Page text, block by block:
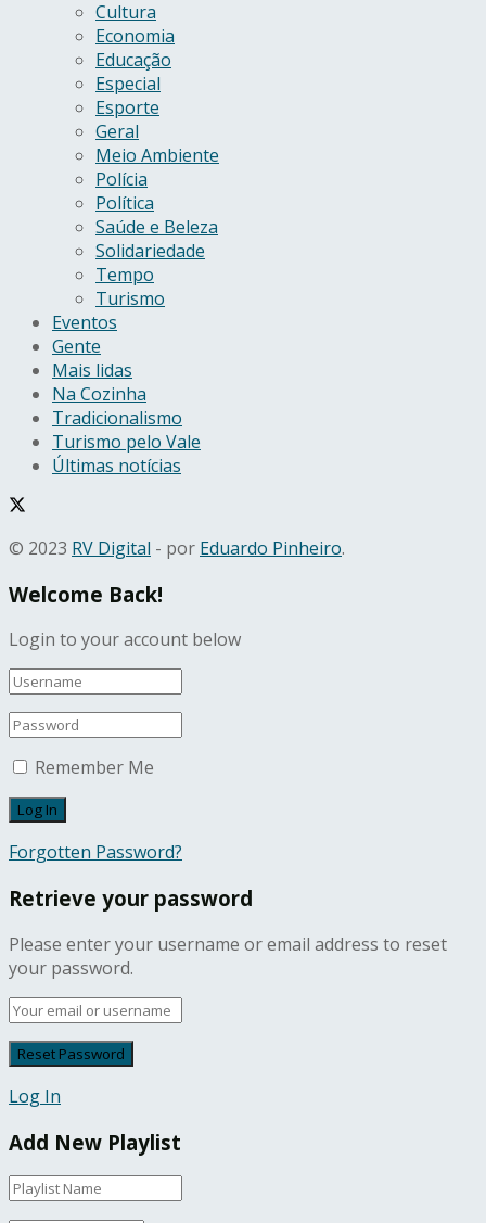
Cultura
Economia
Educação
Especial
Esporte
Geral
Meio Ambiente
Polícia
Política
Saúde e Beleza
Solidariedade
Tempo
Turismo
Eventos
Gente
Mais lidas
Na Cozinha
Tradicionalismo
Turismo pelo Vale
Últimas notícias
© 2023 RV Digital - por Eduardo Pinheiro.
Welcome Back!
Login to your account below
Remember Me
Forgotten Password?
Retrieve your password
Please enter your username or email address to reset
your password.
Log In
Add New Playlist